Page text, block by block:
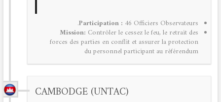
Participation : 46 Officiers Observateurs.
Mission: Contrôler le cessez le feu, le retrait des
forces des parties en conflit et assurer la protection
du personnel participant au référendum
CAMBODGE (UNTAC)